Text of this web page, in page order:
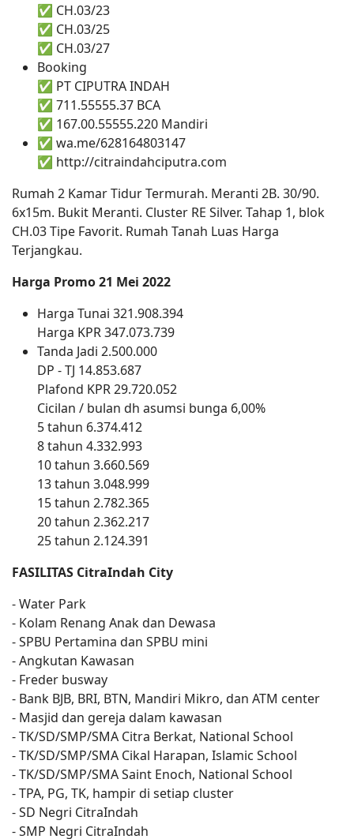
✅ CH.03/23
✅ CH.03/25
✅ CH.03/27
Booking
✅ PT CIPUTRA INDAH
✅ 711.55555.37 BCA
✅ 167.00.55555.220 Mandiri
✅ wa.me/628164803147
✅ http://citraindahciputra.com
Rumah 2 Kamar Tidur Termurah. Meranti 2B. 30/90.
6x15m. Bukit Meranti. Cluster RE Silver. Tahap 1, blok
CH.03 Tipe Favorit. Rumah Tanah Luas Harga
Terjangkau.
Harga Promo 21 Mei 2022
Harga Tunai 321.908.394
Harga KPR 347.073.739
Tanda Jadi 2.500.000
DP - TJ 14.853.687
Plafond KPR 29.720.052
Cicilan / bulan dh asumsi bunga 6,00%
5 tahun 6.374.412
8 tahun 4.332.993
10 tahun 3.660.569
13 tahun 3.048.999
15 tahun 2.782.365
20 tahun 2.362.217
25 tahun 2.124.391
FASILITAS CitraIndah City
- Water Park
- Kolam Renang Anak dan Dewasa
- SPBU Pertamina dan SPBU mini
- Angkutan Kawasan
- Freder busway
- Bank BJB, BRI, BTN, Mandiri Mikro, dan ATM center
- Masjid dan gereja dalam kawasan
- TK/SD/SMP/SMA Citra Berkat, National School
- TK/SD/SMP/SMA Cikal Harapan, Islamic School
- TK/SD/SMP/SMA Saint Enoch, National School
- TPA, PG, TK, hampir di setiap cluster
- SD Negri CitraIndah
- SMP Negri CitraIndah